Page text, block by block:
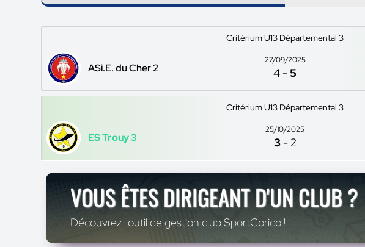
Critérium U13 Départemental 3
ASi.E. du Cher 2
27/09/2025
4 -5
Critérium U13 Départemental 3
ES Trouy 3
25/10/2025
3 -2
VOUS ÊTES DIRIGEANT D'UN CLUB ?
Découvrez l'outil de gestion club SportCorico !